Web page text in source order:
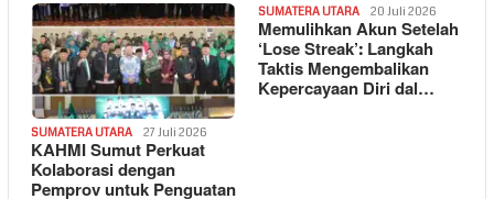
SUMATERA UTARA 27 Juli 2026
KAHMI Sumut Perkuat
Kolaborasi dengan
Pemprov untuk Penguatan
SUMATERA UTARA 20 Juli 2026
Memulihkan Akun Setelah
‘Lose Streak’: Langkah
Taktis Mengembalikan
Kepercayaan Diri dal…